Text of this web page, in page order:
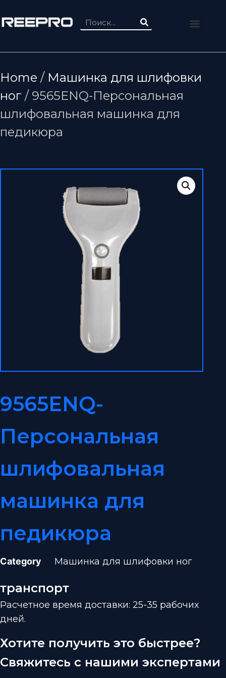
Home / Машинка для шлифовки
ног / 9565ENQ-Персональная
шлифовальная машинка для
педикюра
9565ENQ-
Персональная
шлифовальная
машинка для
педикюра
Category Машинка для шлифовки ног
транспорт
Расчетное время доставки: 25-35 рабочих
дней.
Хотите получить это быстрее?
Свяжитесь с нашими экспертами